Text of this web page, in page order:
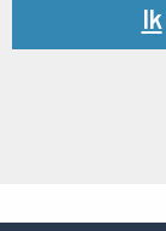
Ik